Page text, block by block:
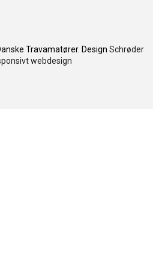
Travamatører. Design Schrøder
webdesign